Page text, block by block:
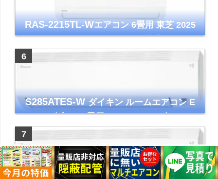
RAS-2215TL-Wエアコン 6畳用 東芝 2025
年モデル TLシリーズ ホワイト 壁掛け クーラ
ー コンパクト 清潔
S285ATES-Wダイキン ルームエアコン E
シリーズ 主に10畳用 ホワイト 2025年モデル
コンパクトモデル ストリーマ